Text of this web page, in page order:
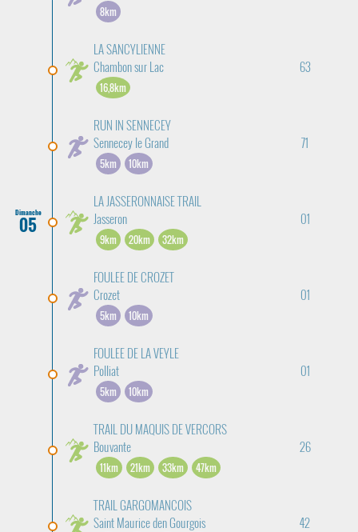
8km
LA SANCYLIENNE
Chambon sur Lac
63
16,8km
RUN IN SENNECEY
Sennecey le Grand
71
5km 10km
Dimanche
05
LA JASSERONNAISE TRAIL
Jasseron
01
9km 20km 32km
FOULEE DE CROZET
Crozet
01
5km 10km
FOULEE DE LA VEYLE
Polliat
01
5km 10km
TRAIL DU MAQUIS DE VERCORS
Bouvante
26
11km 21km 33km 47km
TRAIL GARGOMANCOIS
Saint Maurice den Gourgois
42